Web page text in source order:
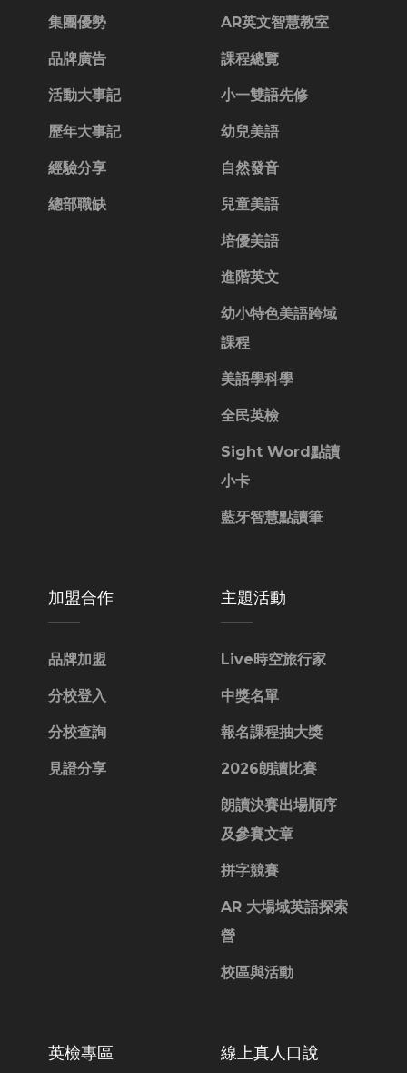
集團優勢
品牌廣告
活動大事記
歷年大事記
經驗分享
總部職缺
AR英文智慧教室
課程總覽
小一雙語先修
幼兒美語
自然發音
兒童美語
培優美語
進階英文
幼小特色美語跨域
課程
美語學科學
全民英檢
Sight Word點讀
小卡
藍牙智慧點讀筆
加盟合作
品牌加盟
分校登入
分校查詢
見證分享
主題活動
Live時空旅行家
中獎名單
報名課程抽大獎
2026朗讀比賽
朗讀決賽出場順序
及參賽文章
拼字競賽
AR 大場域英語探索
營
校區與活動
英檢專區 線上真人口說